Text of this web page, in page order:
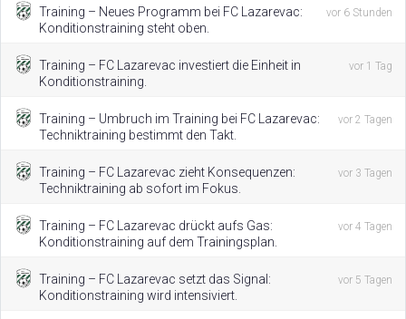
Training – Neues Programm bei FC Lazarevac:
Konditionstraining steht oben.
vor 6 Stunden
Training – FC Lazarevac investiert die Einheit in
Konditionstraining.
vor 1 Tag
Training – Umbruch im Training bei FC Lazarevac:
Techniktraining bestimmt den Takt.
vor 2 Tagen
Training – FC Lazarevac zieht Konsequenzen:
Techniktraining ab sofort im Fokus.
vor 3 Tagen
Training – FC Lazarevac drückt aufs Gas:
Konditionstraining auf dem Trainingsplan.
vor 4 Tagen
Training – FC Lazarevac setzt das Signal:
Konditionstraining wird intensiviert.
vor 5 Tagen